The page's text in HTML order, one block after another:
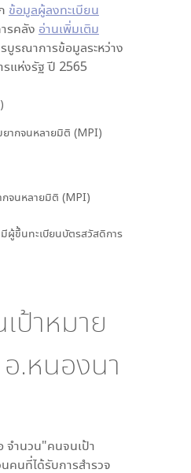
ข้อมูลผู้ลงทะเบียน
รคลัง อ่านเพิ่มเติม
บูรณาการข้อมูลระหว่าง
แห่งรัฐ ปี 2565
ากจนหลายมิติ (MPI)
กจนหลายมิติ (MPI)
ผู้ขึ้นทะเบียนบัตรสวัสดิการ
ป้าหมาย
.หนองนา
จำนวน"คนจนเป้า
คนที่ได้รับการสำรวจ